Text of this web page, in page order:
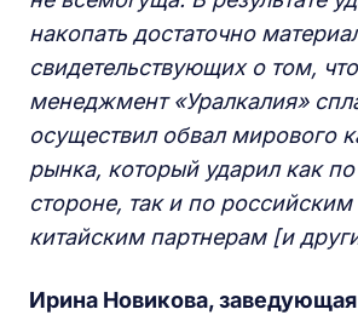
накопать достаточно
свидетельствующих о том,
менеджмент «Уралкалия»
осуществил обвал мирового
рынка, который ударил как
стороне, так и по
китайским партнерам [и
Ирина Новикова,